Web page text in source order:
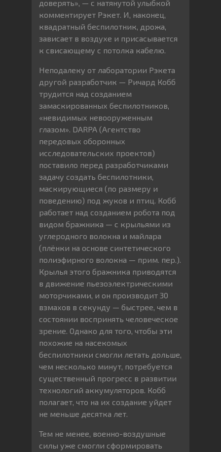
доверять», — с натянутой улыбкой
комментирует Рэкет. И, наконец,
квадратный беспилотник, дрожа,
зависает в воздухе и присасывается
к свисающему с потолка кабелю.
Неподалеку от лаборатории Рэкета
другой разработчик — Ричард Кобб
трудится над созданием
замаскированных беспилотников,
«невидимых невооруженным
глазом». DARPA (Агентство
передовых оборонных
исследовательских проектов)
поставило перед разработчиками
задачу создать беспилотники,
маскирующиеся (по размеру и
поведению) под жуков и птиц. Кобб
работает над созданием робота под
видом бражника — с крыльями из
углеродного волокна и майлара
(плёнки на основе синтетического
полиэфирного волокна — прим. пер.).
Крылья этого бражника приводятся
в движение пьезоэлектрическими
моторчиками, и он производит 30
взмахов в секунду — быстрее, чем в
состоянии воспринять человеческое
зрение. Однако для того, чтобы эти
похожие на насекомых
беспилотники смогли летать дольше,
чем несколько минут, потребуется
существенный прогресс в развитии
технологий аккумуляторов. Кобб
полагает, что на их создание уйдет
не меньше десятка лет.
Тем не менее, военно-воздушные
силы уже смогли сформировать